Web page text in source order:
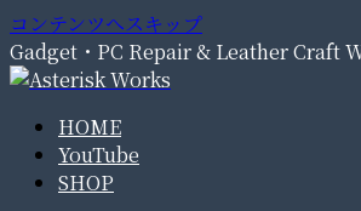
コンテンツへスキップ
Gadget・PC Repair & Leather Craft
HOME
YouTube
SHOP